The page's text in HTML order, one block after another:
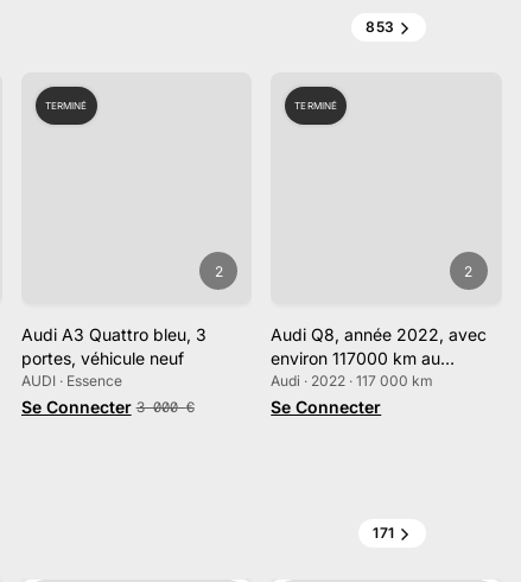
853
2
TERMINÉ
Audi A3 Quattro bleu, 3
portes, véhicule neuf
AUDI · Essence
Se Connecter 3 000 €
2
TERMINÉ
Audi Q8, année 2022, avec
environ 117000 km au
compteur
Audi · 2022 · 117 000 km
Se Connecter
171